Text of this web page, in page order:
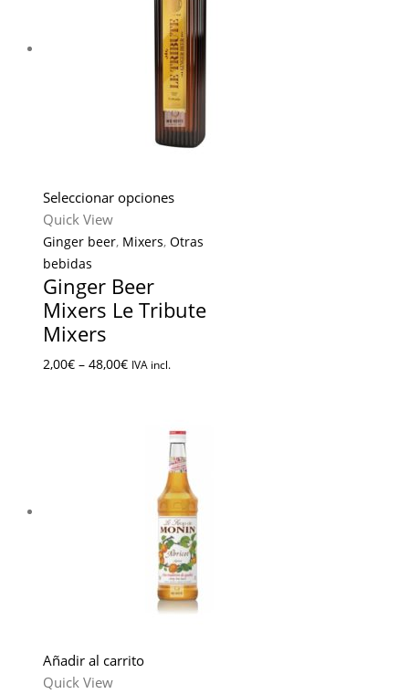
Seleccionar opciones
Quick View
Ginger beer, Mixers, Otras
bebidas
Ginger Beer
Mixers Le Tribute
Mixers
2,00€– 48,00€ IVA incl.
Añadir al carrito
Quick View